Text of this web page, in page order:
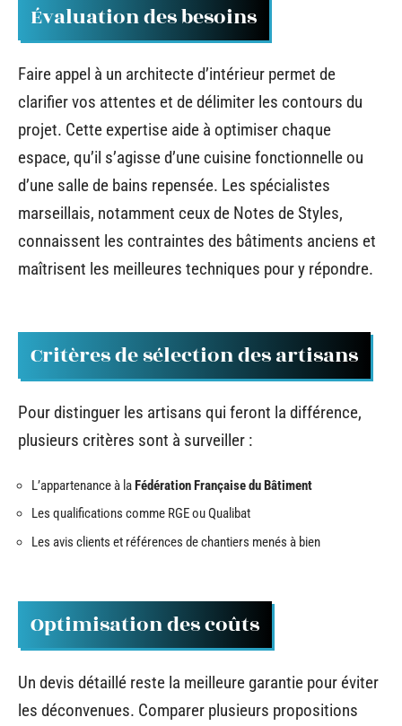
Évaluation des besoins
Faire appel à un architecte d’intérieur permet de
clarifier vos attentes et de délimiter les contours du
projet. Cette expertise aide à optimiser chaque
espace, qu’il s’agisse d’une cuisine fonctionnelle ou
d’une salle de bains repensée. Les spécialistes
marseillais, notamment ceux de Notes de Styles,
connaissent les contraintes des bâtiments anciens et
maîtrisent les meilleures techniques pour y répondre.
Critères de sélection des artisans
Pour distinguer les artisans qui feront la différence,
plusieurs critères sont à surveiller :
L’appartenance à laFédération Française du Bâtiment
Les qualifications comme RGE ou Qualibat
Les avis clients et références de chantiers menés à bien
Optimisation des coûts
Un devis détaillé reste la meilleure garantie pour éviter
les déconvenues. Comparer plusieurs propositions